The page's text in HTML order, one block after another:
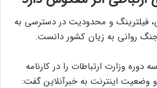
فیلترینگ و محدودیت در دسترسی به
جنگ روانی به زیان کشور دانست.
وزارت ارتباطات را در کارنامه
و وضعیت اینترنت به خبرآنلاین گفت: